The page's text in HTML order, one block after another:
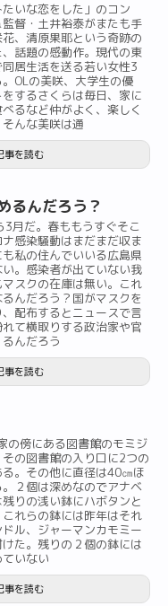
いな恋をした」のコン
督・土井裕泰がまたも手
、清原果耶という奇跡の
話題の感動作。現代の東
居生活を送る若い女性3
OLの美咲、大学生の優
するさくらは毎日、家に
るなど仲がよく、楽しく
んな美咲は通
事を読む
るんだろう？
月だ。春ももうすぐそこ
感染騒動はまだまだ収ま
私の住んでいいる広島県
。感染者が出ていない我
スクの在庫は無い。これ
んだろう？国がマスクを
配布するとニュースで言
て横取りする政治家や官
んだろう
事を読む
傍にある図書館のモミジ
の図書館の入り口に2つの
。その他に直径は40㎝ほ
２個は深めなのでアナベ
りの浅い鉢にハボタンと
れらの鉢には昨年はそれ
ル、ジャーマンカモミー
た。残りの２個の鉢には
いない
事を読む